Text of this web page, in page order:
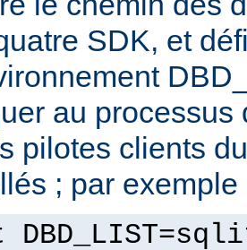
SDK, et
au
pilotes clients
; par exemple